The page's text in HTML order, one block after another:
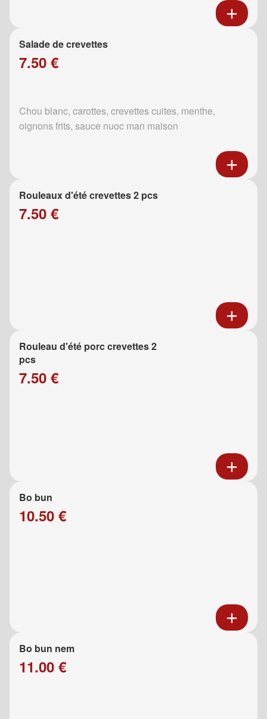
Salade de crevettes
7.50 €
Chou blanc, carottes, crevettes cuites, menthe,
oignons frits, sauce nuoc man maison
Rouleaux d'été crevettes 2 pcs
7.50 €
Rouleau d'été porc crevettes 2
pcs
7.50 €
Bo bun
10.50 €
Bo bun nem
11.00 €